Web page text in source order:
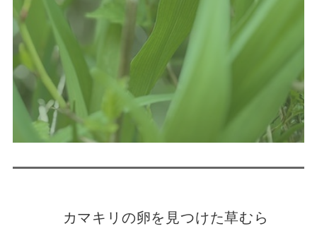
カマキリの卵を見つけた草むら